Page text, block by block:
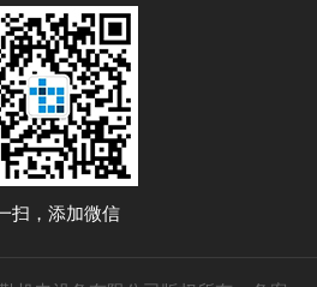
扫，添加微信